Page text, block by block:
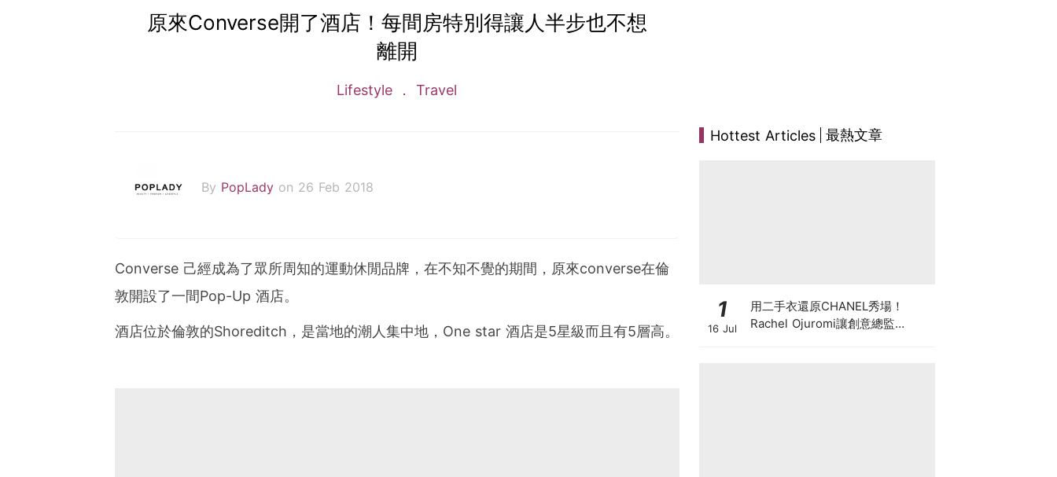
原來Converse開了酒店！每間房特別得讓人半步也不想
離開
Lifestyle Travel
By PopLady on 26 Feb 2018
Converse 己經成為了眾所周知的運動休閒品牌，在不知不覺的期間，原來converse在倫
敦開設了一間Pop-Up 酒店。
酒店位於倫敦的Shoreditch，是當地的潮人集中地，One star 酒店是5星級而且有5層高。
Hottest Articles 最熱文章
1
16 Jul
用二手衣還原CHANEL秀場！
Rachel Ojuromi讓創意總監